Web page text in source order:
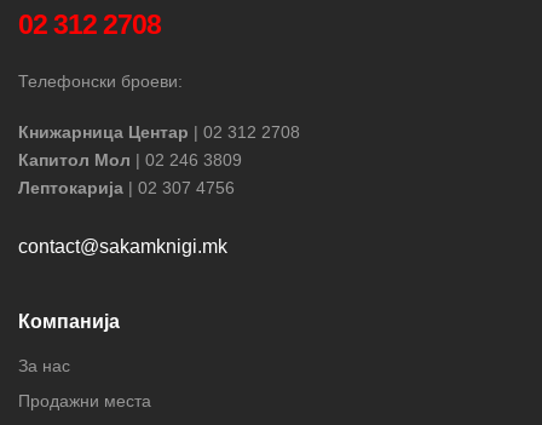
02 312 2708
Телефонски броеви:
Книжарница Центар | 02 312 2708
Капитол Мол | 02 246 3809
Лептокарија | 02 307 4756
contact@sakamknigi.mk
Компанија
За нас
Продажни места